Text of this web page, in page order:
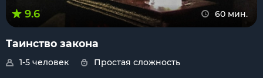
9.6 60 мин.
Таинство закона
1-5 человек
Простая сложность